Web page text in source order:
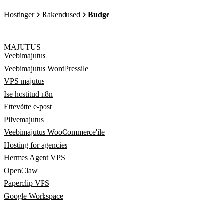
Hostinger Rakendused Budge
MAJUTUS
Veebimajutus
Veebimajutus WordPressile
VPS majutus
Ise hostitud n8n
Ettevõtte e-post
Pilvemajutus
Veebimajutus WooCommerce'ile
Hosting for agencies
Hermes Agent VPS
OpenClaw
Paperclip VPS
Google Workspace